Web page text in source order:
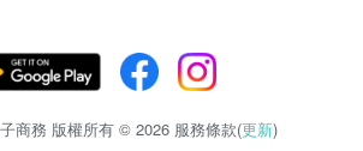
商務 版權所有 © 2026 服務條款(更新)